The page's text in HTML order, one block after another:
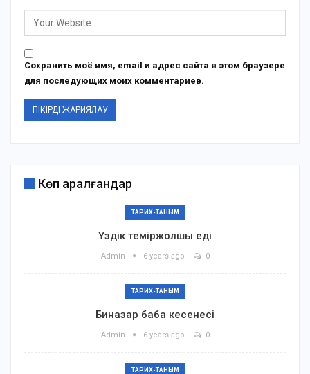
Сохранить моё имя, email и адрес сайта в этом браузере
для последующих моих комментариев.
Көп қаралғандар
ТАРИХ-ТАНЫМ
Үздік теміржолшы еді
Admin 6 years ago 0
ТАРИХ-ТАНЫМ
Биназар баба кесенесі
Admin 6 years ago 0
ТАРИХ-ТАНЫМ